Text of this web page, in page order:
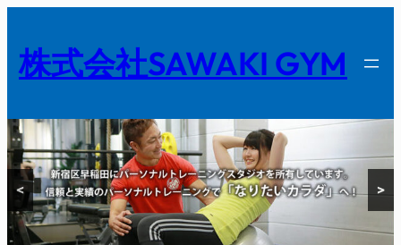
を
キ
ッ
プ
株式会社SAWAKI GYM
< >